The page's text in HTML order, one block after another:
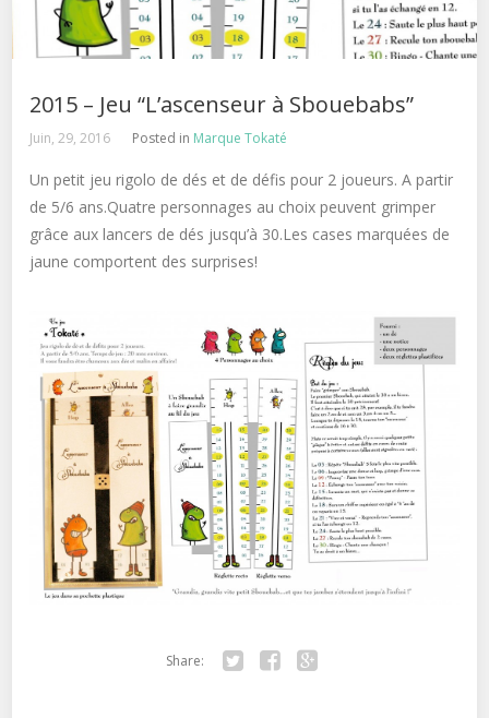
2015 – Jeu “L’ascenseur à Sbouebabs”
Juin, 29, 2016 Posted in Marque Tokaté
Un petit jeu rigolo de dés et de défis pour 2 joueurs. A partir
de 5/6 ans.Quatre personnages au choix peuvent grimper
grâce aux lancers de dés jusqu’à 30.Les cases marquées de
jaune comportent des surprises!
Share: